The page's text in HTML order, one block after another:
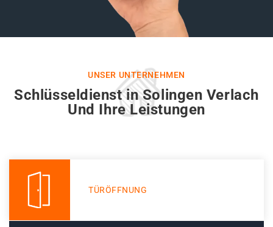
UNSER UNTERNEHMEN
Schlüsseldienst in Solingen Verlach
Und Ihre Leistungen
TÜRÖFFNUNG